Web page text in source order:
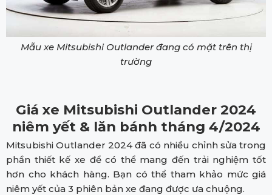
Mẫu xe Mitsubishi Outlander đang có mặt trên thị
trường
Giá xe Mitsubishi Outlander 2024
niêm yết & lăn bánh tháng 4/2024
Mitsubishi Outlander 2024 đã có nhiều chỉnh sửa trong
phần thiết kế xe để có thể mang đến trải nghiệm tốt
hơn cho khách hàng. Bạn có thể tham khảo mức giá
niêm yết của 3 phiên bản xe đang được ưa chuộng.